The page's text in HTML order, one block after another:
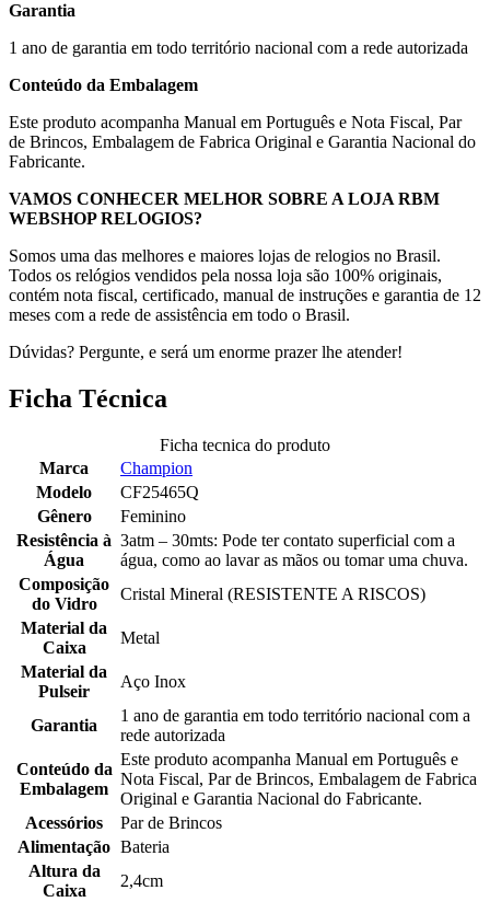
Garantia
1 ano de garantia em todo território nacional com a rede autorizada
Conteúdo da Embalagem
Este produto acompanha Manual em Português e Nota Fiscal, Par
de Brincos, Embalagem de Fabrica Original e Garantia Nacional do
Fabricante.
VAMOS CONHECER MELHOR SOBRE A LOJA RBM
WEBSHOP RELOGIOS?
Somos uma das melhores e maiores lojas de relogios no Brasil.
Todos os relógios vendidos pela nossa loja são 100% originais,
contém nota fiscal, certificado, manual de instruções e garantia de 12
meses com a rede de assistência em todo o Brasil.
Dúvidas? Pergunte, e será um enorme prazer lhe atender!
Ficha Técnica
Ficha tecnica do produto
Marca
Champion
Modelo
CF25465Q
Gênero
Feminino
Resistência à
Água
3atm – 30mts: Pode ter contato superficial com a
água, como ao lavar as mãos ou tomar uma chuva.
Composição
do Vidro
Cristal Mineral (RESISTENTE A RISCOS)
Material da
Caixa
Metal
Material da
Pulseir
Aço Inox
Garantia
1 ano de garantia em todo território nacional com a
rede autorizada
Conteúdo da
Embalagem
Este produto acompanha Manual em Português e
Nota Fiscal, Par de Brincos, Embalagem de Fabrica
Original e Garantia Nacional do Fabricante.
Acessórios
Par de Brincos
Alimentação Bateria
Altura da
Caixa
2,4cm